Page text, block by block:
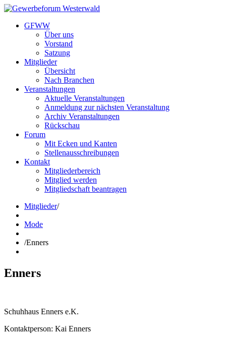
GFWW
Über uns
Vorstand
Satzung
Mitglieder
Übersicht
Nach Branchen
Veranstaltungen
Aktuelle Veranstaltungen
Anmeldung zur nächsten Veranstaltung
Archiv Veranstaltungen
Rückschau
Forum
Mit Ecken und Kanten
Stellenausschreibungen
Kontakt
Mitgliederbereich
Mitglied werden
Mitgliedschaft beantragen
Mitglieder/
Mode
/Enners
Enners
Schuhhaus Enners e.K.
Kontaktperson: Kai Enners